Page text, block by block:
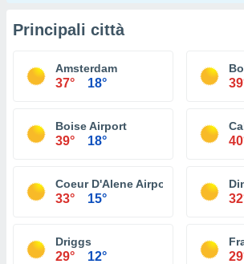
Principali città
Amsterdam
37° 18°
Boise Airport
39° 18°
Coeur D'Alene Airport
33° 15°
Driggs
29° 12°